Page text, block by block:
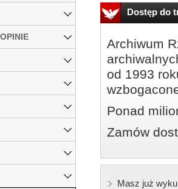
Dostęp do
Archiwum
od 1993
Ponad
Zamów
Masz już